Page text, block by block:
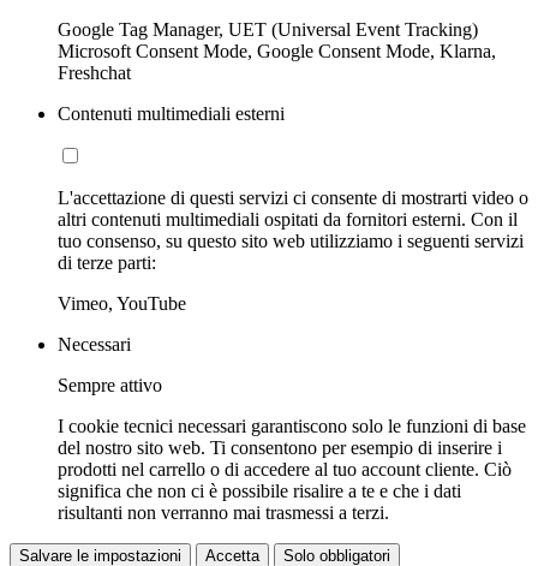
Google Tag Manager, UET (Universal Event Tracking)
Microsoft Consent Mode, Google Consent Mode, Klarna,
Freshchat
Contenuti multimediali esterni
L'accettazione di questi servizi ci consente di mostrarti video o
altri contenuti multimediali ospitati da fornitori esterni. Con il
tuo consenso, su questo sito web utilizziamo i seguenti servizi
di terze parti:
Vimeo, YouTube
Necessari
Sempre attivo
I cookie tecnici necessari garantiscono solo le funzioni di base
del nostro sito web. Ti consentono per esempio di inserire i
prodotti nel carrello o di accedere al tuo account cliente. Ciò
significa che non ci è possibile risalire a te e che i dati
risultanti non verranno mai trasmessi a terzi.
Salvare le impostazioni Accetta Solo obbligatori